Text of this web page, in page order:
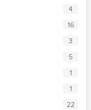
4
16
3
5
1
1
22